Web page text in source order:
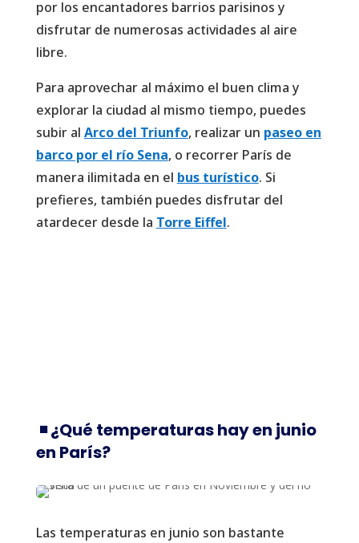
por los encantadores barrios parisinos y
disfrutar de numerosas actividades al aire
libre.
Para aprovechar al máximo el buen clima y
explorar la ciudad al mismo tiempo, puedes
subir al Arco del Triunfo, realizar un paseo en
barco por el río Sena, o recorrer París de
manera ilimitada en el bus turístico. Si
prefieres, también puedes disfrutar del
atardecer desde la Torre Eiffel.
◾️ ¿Qué temperaturas hay en junio
en París?
Las temperaturas en junio son bastante